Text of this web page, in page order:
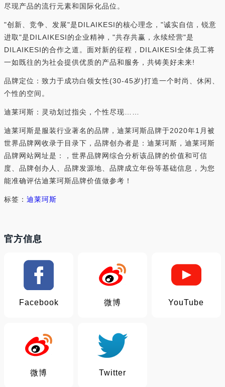
尽现产品的流行元素和国际化品位。
"创新、竞争、发展"是DILAIKESI的核心理念，"诚实自信，锐意
进取"是DILAIKESI的企业精神，"共存共赢，永续经营"是
DILAIKESI的合作之道。面对新的征程，DILAIKESI全体员工将
一如既往的为社会提供优质的产品和服务，共铸美好未来!
品牌定位：致力于成功白领女性(30-45岁)打造一个时尚、休闲、
个性的空间。
迪莱珂斯：灵动划过指尖，个性尽现……
迪莱珂斯是服装行业著名的品牌，迪莱珂斯品牌于2020年1月被
世界品牌网收录于目录下，品牌创办者是：迪莱珂斯，迪莱珂斯
品牌网站网址是：，世界品牌网综合分析该品牌的价值和可信
度、品牌创办人、品牌发源地、品牌成立年份等基础信息，为您
能准确评估迪莱珂斯品牌价值做参考！
标签： 迪莱珂斯
官方信息
Facebook 微博 YouTube
微博 Twitter